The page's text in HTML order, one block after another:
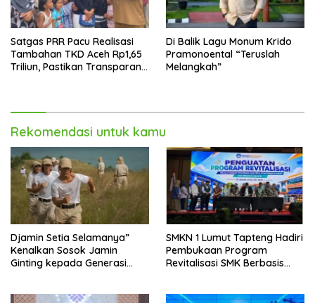
Satgas PRR Pacu Realisasi
Tambahan TKD Aceh Rp1,65
Triliun, Pastikan Transparan
Di Balik Lagu Monum Krido
Pramonoental “Teruslah
Melangkah”
Rekomendasi untuk kamu
Djamin Setia Selamanya”
Kenalkan Sosok Jamin
Ginting kepada Generasi
SMKN 1 Lumut Tapteng Hadiri
Pembukaan Program
Revitalisasi SMK Berbasis